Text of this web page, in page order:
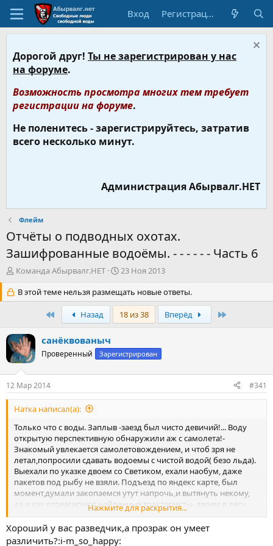
Вход Регистрация
Дорогой друг! Ты не зарегистрирован у нас
на форуме.
Возможность просмотра многих тем требует
регистрации на форуме.
Не поленитесь - зарегистрируйтесь, затратив
всего несколько минут.
Администрация Абырвалг.НЕТ
Флейм
Отчёты о подводных охотах.
Зашифрованные водоёмы. - - - - - - Часть 6
А
т
о
е
м
ы
Команда Абырвалг.НЕТ
Д
т
а
н
а
а
л
23 Ноя 2013
В этой теме нельзя размещать новые ответы.
Назад 18 из 38 Вперёд
санёквованыч
Проверенный Зарегистрирован
12 Мар 2014 #341
Натка написал(а):
Только что с воды. Заплыв -заезд был чисто девичий!... Воду
открытую перспективную обнаружили аж с самолета!-
Знакомый увлекается самолетовождением, и чтоб зря не
летал,попросили сдавать водоемы с чистой водой( безо льда).
Выехали по указке двоем со Светиком, ехали наобум, даже
пакетов под рыбу не взяли. Подъезд по яндекс карте, был
момент,думали закопаемся утут напрочь,и вытянуть некому,
да и как отреагируют найденные трактористы- двоем в лесу
среди ночи!... Выглядываем прозрак-отлично!..Кажется аж два с
лишним у берега. Тут как тут любимая Светика ондатра или
выхухоль выплывает,она с ними не любит водоемы
Нажмите для раскрытия...
Хороший у вас разведчик,а прозрак он умеет
различить?:i-m_so_happy: